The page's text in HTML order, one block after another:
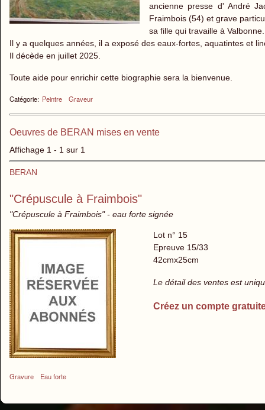
ancienne presse d' André
Fraimbois (54) et grave
sa fille qui travaille à Valbonne.
Il y a quelques années, il a exposé des eaux-fortes, aquatintes et
Il décède en juillet 2025.
Toute aide pour enrichir cette biographie sera la bienvenue.
Catégorie: Peintre Graveur
Oeuvres de BERAN mises en vente
Affichage 1 - 1 sur 1
BERAN
"Crépuscule à Fraimbois"
"Crépuscule à Fraimbois" - eau forte signée
Gravure Eau forte
Lot n° 15
Epreuve 15/33
42cmx25cm
Le détail des ventes est
Créez un compte